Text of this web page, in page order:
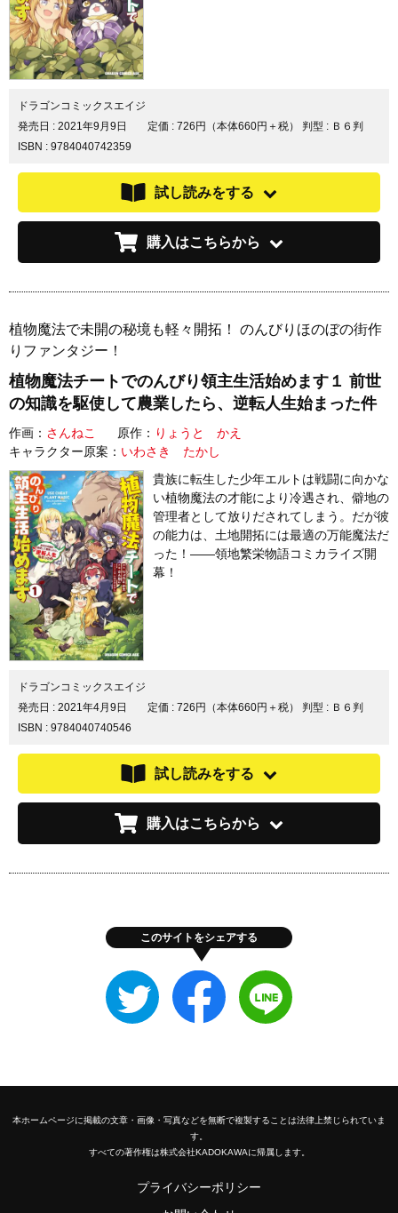
ドラゴンコミックスエイジ
発売日 : 2021年9月9日 定価 : 726円（本体660円＋税） 判型 : Ｂ６判
ISBN : 9784040742359
試し読みをする
購入はこちらから
植物魔法で未開の秘境も軽々開拓！ のんびりほのぼの街作
りファンタジー！
植物魔法チートでのんびり領主生活始めます１ 前世
の知識を駆使して農業したら、逆転人生始まった件
作画： さんねこ 原作： りょうと かえ
キャラクター原案： いわさき たかし
貴族に転生した少年エルトは戦闘に向かな
い植物魔法の才能により冷遇され、僻地の
管理者として放りだされてしまう。だが彼
の能力は、土地開拓には最適の万能魔法だ
った！――領地繁栄物語コミカライズ開
幕！
ドラゴンコミックスエイジ
発売日 : 2021年4月9日 定価 : 726円（本体660円＋税） 判型 : Ｂ６判
ISBN : 9784040740546
試し読みをする
購入はこちらから
このサイトをシェアする
Twitter
で
る
Facebook
で
る
で
る
本ホームページに掲載の文章・画像・写真などを無断で複製することは法律上禁じられていま
す。
すべての著作権は株式会社KADOKAWAに帰属します。
プライバシーポリシー